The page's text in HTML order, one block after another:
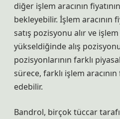
diğer işlem aracının
bekleyebilir. İşlem aracının
satış pozisyonu alır ve işlem
yükseldiğinde alış
pozisyonlarının farklı
sürece, farklı işlem
edebilir.
Bandrol, birçok tüccar